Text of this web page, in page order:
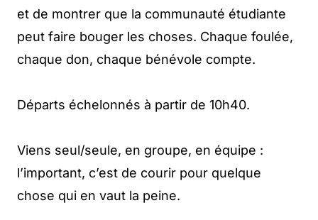
et de montrer que la communauté étudiante
peut faire bouger les choses. Chaque foulée,
chaque don, chaque bénévole compte.
Départs échelonnés à partir de 10h40.
Viens seul/seule, en groupe, en équipe :
l’important, c’est de courir pour quelque
chose qui en vaut la peine.